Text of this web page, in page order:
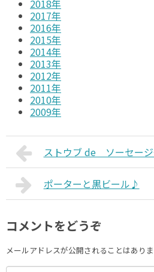
2018年
2017年
2016年
2015年
2014年
2013年
2012年
2011年
2010年
2009年
ストウブ de ソーセージ
ポーターと黒ビール♪
コメントをどうぞ
メールアドレスが公開されることはありま